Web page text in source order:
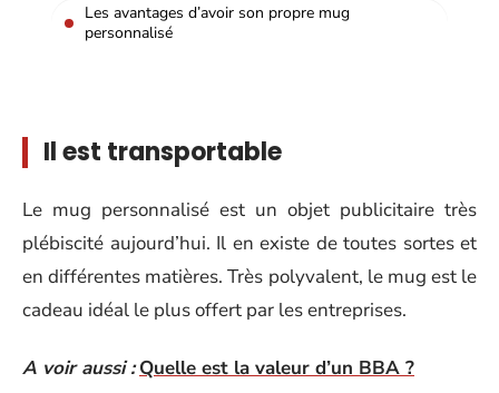
Les avantages d’avoir son propre mug
personnalisé
Il est transportable
Le mug personnalisé est un objet publicitaire très
plébiscité aujourd’hui. Il en existe de toutes sortes et
en différentes matières. Très polyvalent, le mug est le
cadeau idéal le plus offert par les entreprises.
A voir aussi : Quelle est la valeur d’un BBA ?